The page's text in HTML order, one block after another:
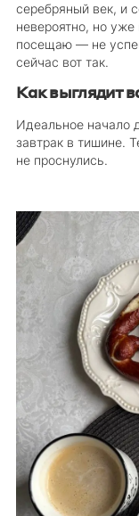
серебряный век, и
невероятно, но уже
посещаю — не
сейчас вот так.
Как выглядит
Идеальное начало
завтрак в тишине.
не проснулись.